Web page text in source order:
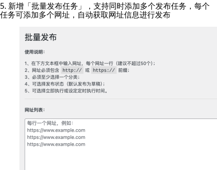
5. 新增「批量发布任务」，支持同时添加多个发布任务，每个
任务可添加多个网址，自动获取网址信息进行发布